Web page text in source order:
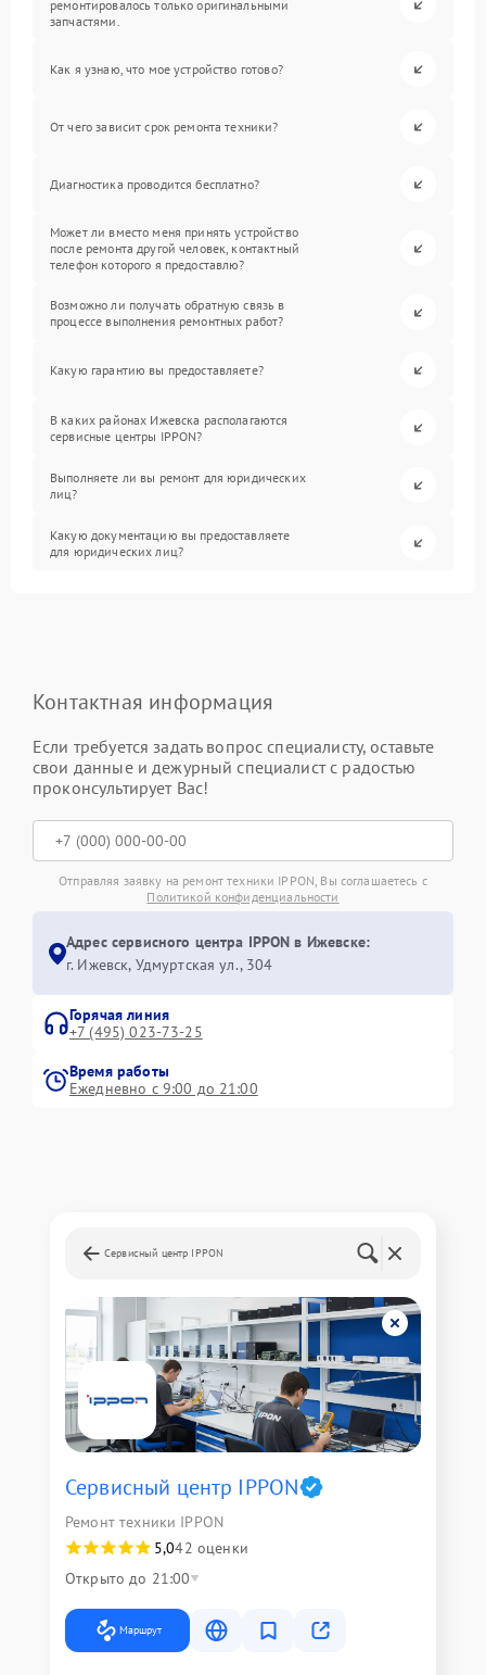
ремонтировалось только оригинальными
запчастями.
Как я узнаю, что мое устройство готово?
От чего зависит срок ремонта техники?
Диагностика проводится бесплатно?
Может ли вместо меня принять устройство
после ремонта другой человек, контактный
телефон которого я предоставлю?
Возможно ли получать обратную связь в
процессе выполнения ремонтных работ?
Какую гарантию вы предоставляете?
В каких районах Ижевска располагаются
сервисные центры IPPON?
Выполняете ли вы ремонт для юридических
лиц?
Какую документацию вы предоставляете
для юридических лиц?
Контактная информация
Если требуется задать вопрос специалисту, оставьте
свои данные и дежурный специалист с радостью
проконсультирует Вас!
Отправляя заявку на ремонт техники IPPON, Вы соглашаетесь с
Политикой конфиденциальности
Адрес сервисного центра IPPON в Ижевске:
г. Ижевск, Удмуртская ул., 304
Горячая линия
+7 (495) 023-73-25
Время работы
Ежедневно с 9:00 до 21:00
Сервисный центр IPPON
Сервисный центр IPPON
Ремонт техники IPPON
5,042 оценки
Открыто до 21:00
Маршрут